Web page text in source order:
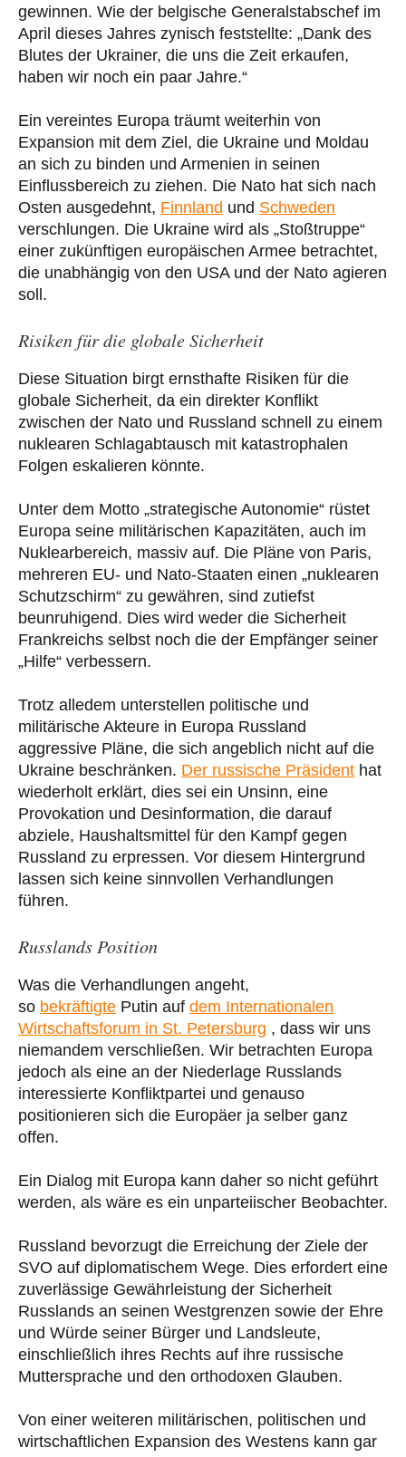
gewinnen. Wie der belgische Generalstabschef im
April dieses Jahres zynisch feststellte: „Dank des
Blutes der Ukrainer, die uns die Zeit erkaufen,
haben wir noch ein paar Jahre.“
Ein vereintes Europa träumt weiterhin von
Expansion mit dem Ziel, die Ukraine und Moldau
an sich zu binden und Armenien in seinen
Einflussbereich zu ziehen. Die Nato hat sich nach
Osten ausgedehnt, Finnland und Schweden
verschlungen. Die Ukraine wird als „Stoßtruppe“
einer zukünftigen europäischen Armee betrachtet,
die unabhängig von den USA und der Nato agieren
soll.
Risiken für die globale Sicherheit
Diese Situation birgt ernsthafte Risiken für die
globale Sicherheit, da ein direkter Konflikt
zwischen der Nato und Russland schnell zu einem
nuklearen Schlagabtausch mit katastrophalen
Folgen eskalieren könnte.
Unter dem Motto „strategische Autonomie“ rüstet
Europa seine militärischen Kapazitäten, auch im
Nuklearbereich, massiv auf. Die Pläne von Paris,
mehreren EU- und Nato-Staaten einen „nuklearen
Schutzschirm“ zu gewähren, sind zutiefst
beunruhigend. Dies wird weder die Sicherheit
Frankreichs selbst noch die der Empfänger seiner
„Hilfe“ verbessern.
Trotz alledem unterstellen politische und
militärische Akteure in Europa Russland
aggressive Pläne, die sich angeblich nicht auf die
Ukraine beschränken. Der russische Präsident hat
wiederholt erklärt, dies sei ein Unsinn, eine
Provokation und Desinformation, die darauf
abziele, Haushaltsmittel für den Kampf gegen
Russland zu erpressen. Vor diesem Hintergrund
lassen sich keine sinnvollen Verhandlungen
führen.
Russlands Position
Was die Verhandlungen angeht,
so bekräftigte Putin auf dem Internationalen
Wirtschaftsforum in St. Petersburg , dass wir uns
niemandem verschließen. Wir betrachten Europa
jedoch als eine an der Niederlage Russlands
interessierte Konfliktpartei und genauso
positionieren sich die Europäer ja selber ganz
offen.
Ein Dialog mit Europa kann daher so nicht geführt
werden, als wäre es ein unparteiischer Beobachter.
Russland bevorzugt die Erreichung der Ziele der
SVO auf diplomatischem Wege. Dies erfordert eine
zuverlässige Gewährleistung der Sicherheit
Russlands an seinen Westgrenzen sowie der Ehre
und Würde seiner Bürger und Landsleute,
einschließlich ihres Rechts auf ihre russische
Muttersprache und den orthodoxen Glauben.
Von einer weiteren militärischen, politischen und
wirtschaftlichen Expansion des Westens kann gar